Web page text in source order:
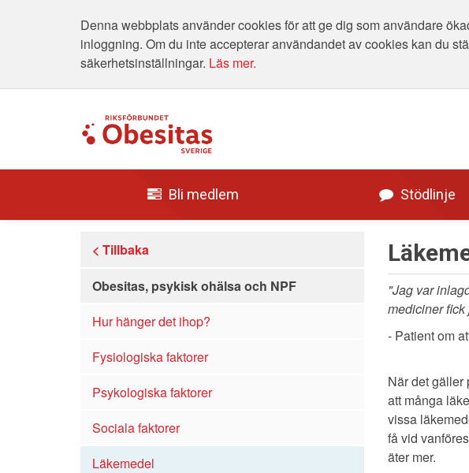
Denna webbplats använder cookies för att ge dig som användare
inloggning. Om du inte accepterar användandet av cookies kan du
säkerhetsinställningar. Läs mer.
Bli medlem Stödlinje
< Tillbaka
Obesitas, psykisk ohälsa och NPF
Hur hänger det ihop?
Fysiologiska faktorer
Psykologiska faktorer
Sociala faktorer
Läkemedel
"Jag var
mediciner
- Patient om
När det gäller
att många
vissa
få vid
äter mer.